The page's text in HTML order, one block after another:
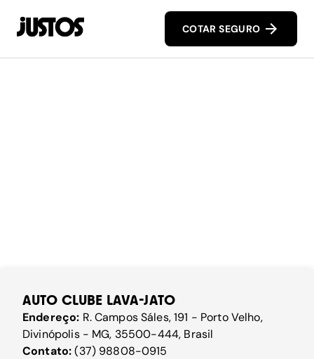
COTAR SEGURO
AUTO CLUBE LAVA-JATO
Endereço: R. Campos Sáles, 191 - Porto Velho,
Divinópolis - MG, 35500-444, Brasil
Contato:(37) 98808-0915